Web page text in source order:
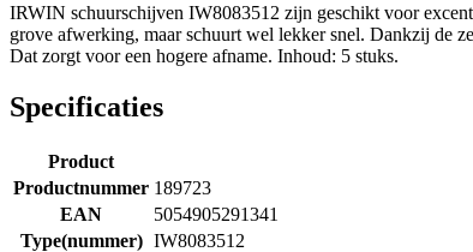
IRWIN schuurschijven IW8083512 zijn geschikt voor
grove afwerking, maar schuurt wel lekker snel. Dankzij de
Dat zorgt voor een hogere afname. Inhoud: 5 stuks.
Specificaties
Product
Productnummer 189723
EAN
5054905291341
Type(nummer) IW8083512